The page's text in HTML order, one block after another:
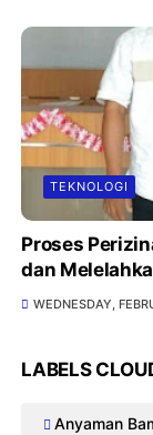
TEKNOLOGI
Proses
dan
WEDNESDAY,
LABELS
Anyaman